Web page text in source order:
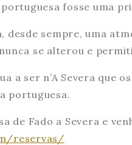
fosse uma
desde sempre, uma
se alterou e
a ser n’A Severa que
portuguesa.
de Fado a Severa e
reservas/